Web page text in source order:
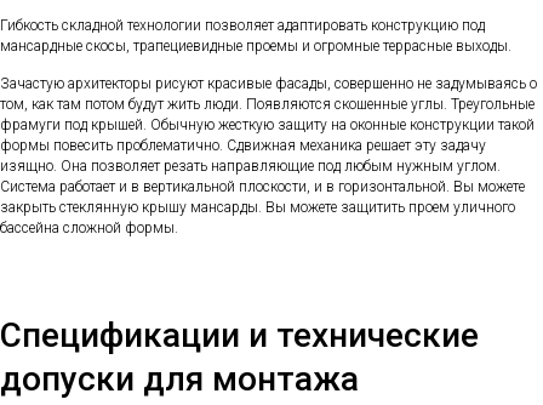
Гибкость складной технологии позволяет адаптировать конструкцию под
мансардные скосы, трапециевидные проемы и огромные террасные выходы.
Зачастую архитекторы рисуют красивые фасады, совершенно не задумываясь о
том, как там потом будут жить люди. Появляются скошенные углы. Треугольные
фрамуги под крышей. Обычную жесткую защиту на оконные конструкции такой
формы повесить проблематично. Сдвижная механика решает эту задачу
изящно. Она позволяет резать направляющие под любым нужным углом.
Система работает и в вертикальной плоскости, и в горизонтальной. Вы можете
закрыть стеклянную крышу мансарды. Вы можете защитить проем уличного
бассейна сложной формы.
Спецификации и технические
допуски для монтажа